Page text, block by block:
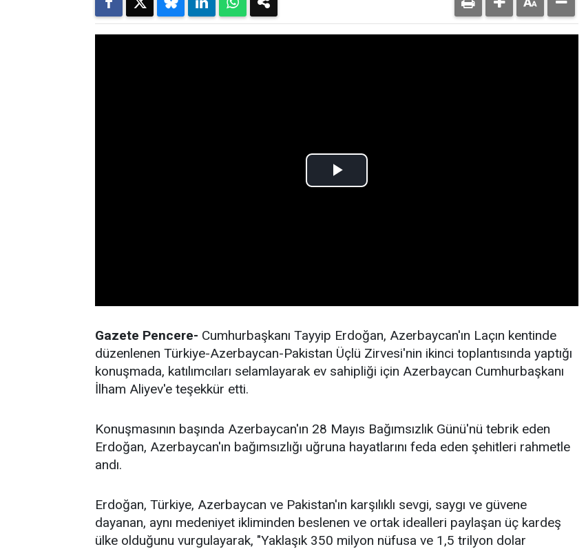
Gazete Pencere- Cumhurbaşkanı Tayyip Erdoğan, Azerbaycan'ın Laçın kentinde
düzenlenen Türkiye-Azerbaycan-Pakistan Üçlü Zirvesi'nin ikinci toplantısında yaptığı
konuşmada, katılımcıları selamlayarak ev sahipliği için Azerbaycan Cumhurbaşkanı
İlham Aliyev'e teşekkür etti.
Konuşmasının başında Azerbaycan'ın 28 Mayıs Bağımsızlık Günü'nü tebrik eden
Erdoğan, Azerbaycan'ın bağımsızlığı uğruna hayatlarını feda eden şehitleri rahmetle
andı.
Erdoğan, Türkiye, Azerbaycan ve Pakistan'ın karşılıklı sevgi, saygı ve güvene
dayanan, aynı medeniyet ikliminden beslenen ve ortak idealleri paylaşan üç kardeş
ülke olduğunu vurgulayarak, "Yaklaşık 350 milyon nüfusa ve 1,5 trilyon dolar